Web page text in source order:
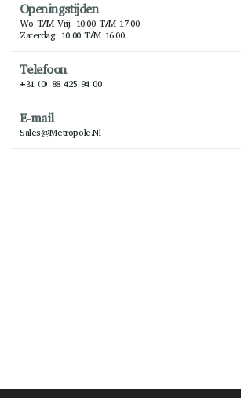
Openingstijden
Wo T/m Vrij: 10:00 T/m 17:00
Zaterdag: 10:00 T/m 16:00
Telefoon
+31 (0) 88 425 94 00
E-mail
Sales@metropole.nl